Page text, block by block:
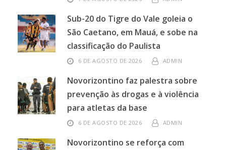
Sub-20 do Tigre do Vale goleia o
São Caetano, em Mauá, e sobe na
classificação do Paulista
6 DE AGOSTO DE 2026 ADMIN
Novorizontino faz palestra sobre
prevenção às drogas e à violência
para atletas da base
6 DE AGOSTO DE 2026 ADMIN
Novorizontino se reforça com